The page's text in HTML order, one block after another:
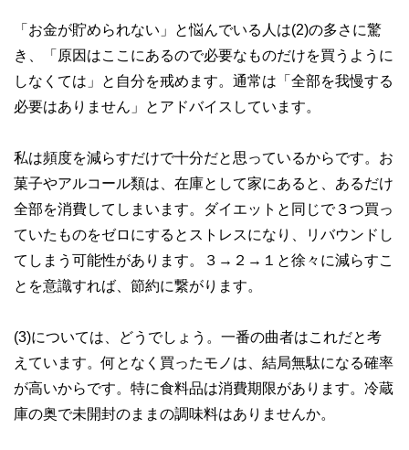
「お金が貯められない」と悩んでいる人は(2)の多さに驚
き、「原因はここにあるので必要なものだけを買うように
しなくては」と自分を戒めます。通常は「全部を我慢する
必要はありません」とアドバイスしています。
私は頻度を減らすだけで十分だと思っているからです。お
菓子やアルコール類は、在庫として家にあると、あるだけ
全部を消費してしまいます。ダイエットと同じで３つ買っ
ていたものをゼロにするとストレスになり、リバウンドし
てしまう可能性があります。３→２→１と徐々に減らすこ
とを意識すれば、節約に繋がります。
(3)については、どうでしょう。一番の曲者はこれだと考
えています。何となく買ったモノは、結局無駄になる確率
が高いからです。特に食料品は消費期限があります。冷蔵
庫の奥で未開封のままの調味料はありませんか。